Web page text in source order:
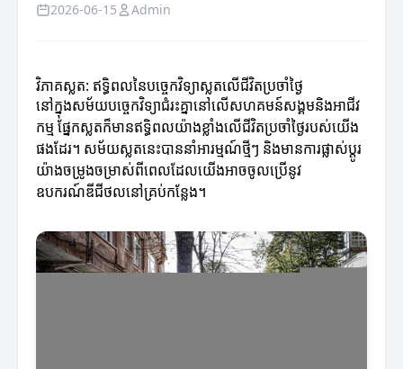
2026-06-15 Admin
វិភាគស្លត: ឥទ្ធិពលនៃបច្ចេកវិទ្យាស្លតលើជីវិតប្រចាំថ្ងៃ
នៅក្នុងសម័យបច្ចេកវិទ្យាជំរះគ្នានៅលើសហគមន៍សង្គមនិងអាជីវ
កម្ម ផ្នែកស្លតក៏មានឥទ្ធិពលយ៉ាងខ្លាំងលើជីវិតប្រចាំថ្ងៃរបស់យើង
ផងដែរ។ សម័យស្លតនេះបាននាំអារម្មណ៍ថ្មីៗ និងមានការផ្លាស់ប្តូរ
យ៉ាងចម្រូងចម្រាស់ពីពេលដែលយើងអាចចូលប្រើនូវ
ឧបករណ៍ឌីជីថលនៅគ្រប់កន្លែង។